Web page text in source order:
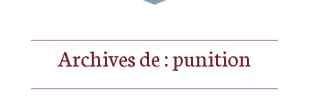
Archives de : punition